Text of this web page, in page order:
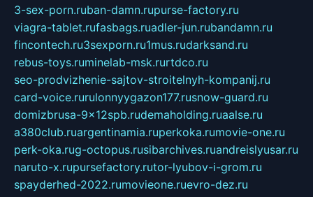
3-sex-porn.ruban-damn.rupurse-factory.ru
viagra-tablet.rufasbags.ruadler-jun.rubandamn.ru
fincontech.ru3sexporn.ru1mus.rudarksand.ru
rebus-toys.ruminelab-msk.rurtdco.ru
seo-prodvizhenie-sajtov-stroitelnyh-kompanij.ru
card-voice.rurulonnyygazon177.rusnow-guard.ru
domizbrusa-9x12spb.rudemaholding.ruaalse.ru
a380club.ruargentinamia.ruperkoka.rumovie-one.ru
perk-oka.rug-octopus.rusibarchives.ruandreislyusar.ru
naruto-x.rupursefactory.rutor-lyubov-i-grom.ru
spayderhed-2022.rumovieone.ruevro-dez.ru